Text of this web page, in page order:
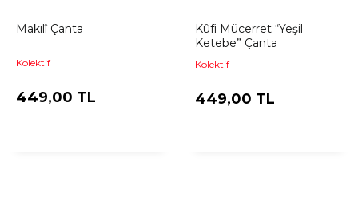
Makılî Çanta
Kolektif
449,00 TL
Kûfi Mücerret “Yeşil
Ketebe” Çanta
Kolektif
449,00 TL